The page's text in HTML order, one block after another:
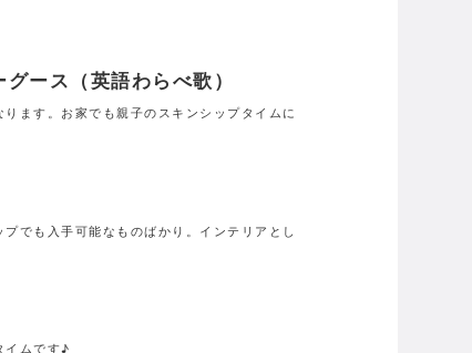
ース（英語わらべ歌）
ます。お家でも親子のスキンシップタイムに
でも入手可能なものばかり。インテリアとし
イムです♪